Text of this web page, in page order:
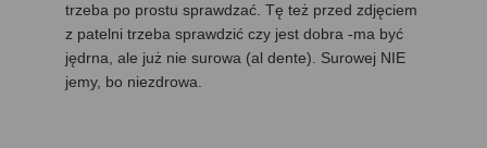
trzeba po prostu sprawdzać. Tę też przed zdjęciem
z patelni trzeba sprawdzić czy jest dobra -ma być
jędrna, ale już nie surowa (al dente). Surowej NIE
jemy, bo niezdrowa.